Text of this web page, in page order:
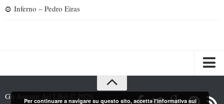
Inferno – Pedro Eiras
Gli Amanti dei Libri © 2026.
Per continuare a navigare su questo sito, accetta l'informativa sui